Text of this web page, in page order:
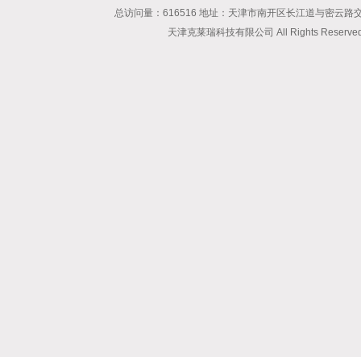
总访问量：616516 地址：天津市南开区长江道与密云
天津克莱瑞科技有限公司 All Rights